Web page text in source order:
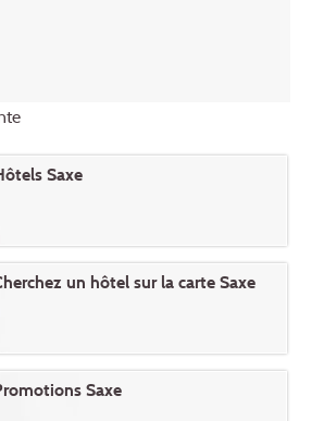
Saxe
un hôtel sur la carte Saxe
Saxe